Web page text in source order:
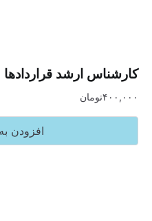
ارشد قراردادها
تومان
افزودن به سبد خرید